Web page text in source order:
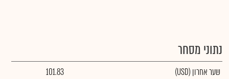
נתוני מסחר
שער אחרון (USD)
101.83